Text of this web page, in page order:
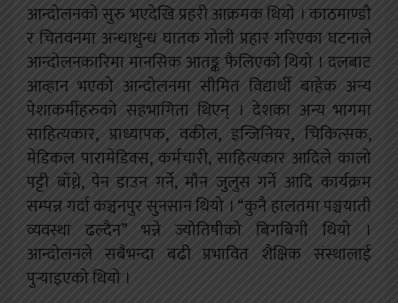
आन्दोलनको सुरु भएदेखि प्रहरी आक्रमक थियो । काठमाण्डौ
र चितवनमा अन्धाधुन्ध घातक गोली प्रहार गरिएका घटनाले
आन्दोलनकारिमा मानसिक आतङ्क फैलिएको थियो । दलबाट
आव्हान भएको आन्दोलनमा सीमित विद्यार्थी बाहेक अन्य
पेशाकर्मीहरुको सहभागिता थिएन् । देशका अन्य भागमा
साहित्यकार, प्राध्यापक, वकील, इन्जिनियर, चिकित्सक,
मेडिकल पारामेडिक्स, कर्मचारी, साहित्यकार आदिले कालो
पट्टी बाँध्ने, पेन डाउन गर्ने, मौन जुलुस गर्ने आदि कार्यक्रम
सम्पन्न गर्दा कञ्चनपुर सुनसान थियो । “कुनै हालतमा पञ्चयाती
व्यवस्था ढल्दैन” भन्ने ज्योतिषीको बिगबिगी थियो ।
आन्दोलनले सबैभन्दा बढी प्रभावित शैक्षिक संस्थालाई
पुर्‍याइएको थियो ।